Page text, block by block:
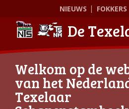
NIEUWS FOKKERS
De
Welkom op de
van het
Texelaar